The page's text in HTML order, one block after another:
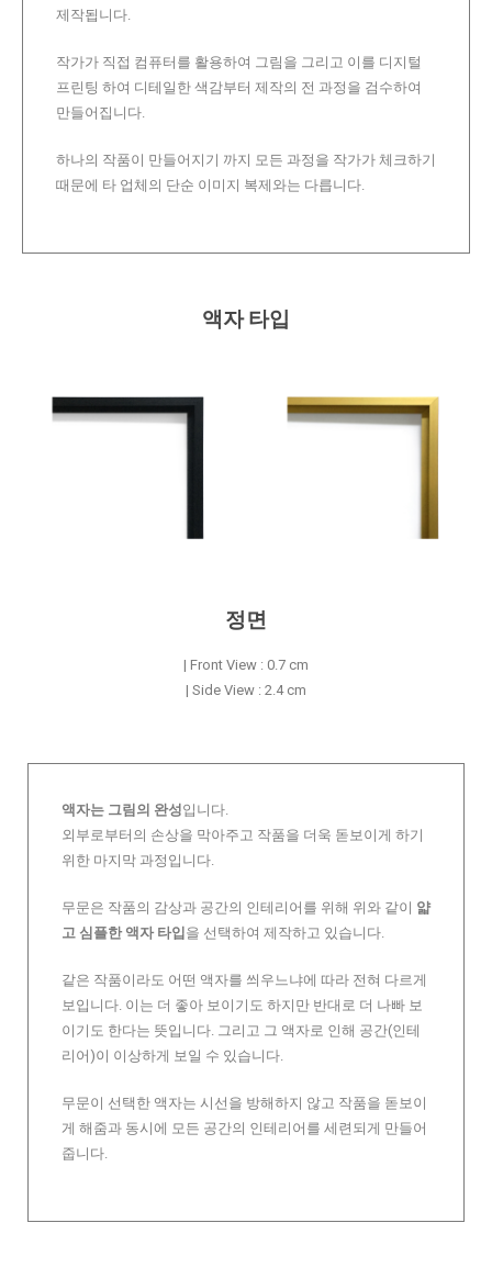
제작됩니다.
작가가 직접 컴퓨터를 활용하여 그림을 그리고 이를 디지털
프린팅 하여 디테일한 색감부터 제작의 전 과정을 검수하여
만들어집니다.
하나의 작품이 만들어지기 까지 모든 과정을 작가가 체크하기
때문에 타 업체의 단순 이미지 복제와는 다릅니다.
액자 타입
정면
| Front View : 0.7 cm
| Side View : 2.4 cm
액자는 그림의 완성입니다.
외부로부터의 손상을 막아주고 작품을 더욱 돋보이게 하기
위한 마지막 과정입니다.
무문은 작품의 감상과 공간의 인테리어를 위해 위와 같이 얇
고 심플한 액자 타입 을 선택하여 제작하고 있습니다.
같은 작품이라도 어떤 액자를 씌우느냐에 따라 전혀 다르게
보입니다. 이는 더 좋아 보이기도 하지만 반대로 더 나빠 보
이기도 한다는 뜻입니다. 그리고 그 액자로 인해 공간(인테
리어)이 이상하게 보일 수 있습니다.
무문이 선택한 액자는 시선을 방해하지 않고 작품을 돋보이
게 해줌과 동시에 모든 공간의 인테리어를 세련되게 만들어
줍니다.